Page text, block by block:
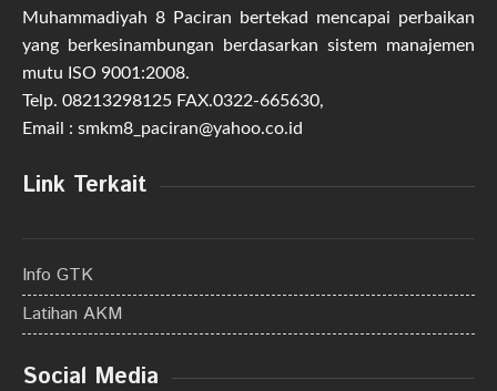
Muhammadiyah 8 Paciran bertekad mencapai perbaikan
yang berkesinambungan berdasarkan sistem manajemen
mutu ISO 9001:2008.
Telp. 08213298125 FAX.0322-665630,
Email : smkm8_paciran@yahoo.co.id
Link Terkait
Info GTK
Latihan AKM
Social Media